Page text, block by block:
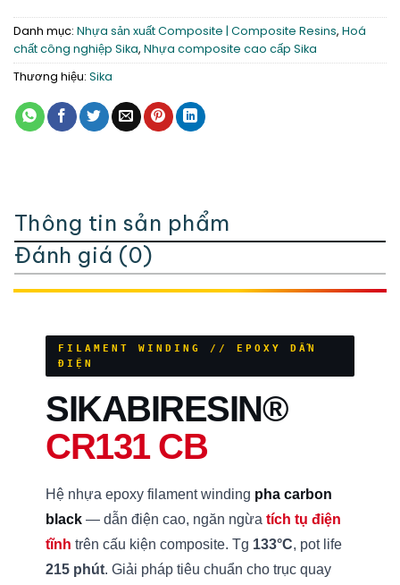
Danh mục: Nhựa sản xuất Composite | Composite Resins, Hoá
chất công nghiệp Sika, Nhựa composite cao cấp Sika
Thương hiệu: Sika
Thông tin sản phẩm
Đánh giá (0)
FILAMENT WINDING // EPOXY DẪN
ĐIỆN
SIKABIRESIN®
CR131 CB
Hệ nhựa epoxy filament winding pha carbon
black — dẫn điện cao, ngăn ngừa tích tụ điện
tĩnh trên cấu kiện composite. Tg 133°C, pot life
215 phút. Giải pháp tiêu chuẩn cho trục quay